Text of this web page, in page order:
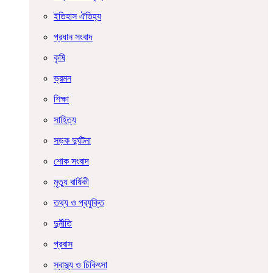
ইতিহাস ঐতিহ্য
প্রধান সংবাদ
কৃষি
ভ্রমন
শিক্ষা
সাহিত্য
সড়ক দুর্ঘটনা
শোক সংবাদ
মৃত্যু বার্ষিকী
তথ্য ও প্রযুক্তি
দুর্নীতি
প্রবাস
স্বাস্থ্য ও চিকিৎসা